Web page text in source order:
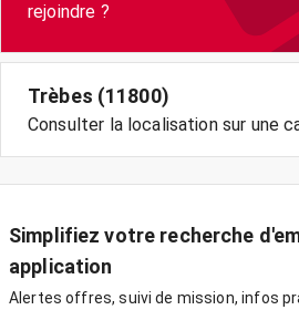
Trèbes (11800)
Consulter la localisation sur une
Simplifiez votre recherche
application
Alertes offres, suivi de mission, infos